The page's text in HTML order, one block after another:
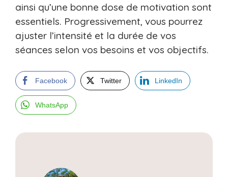
ainsi qu’une bonne dose de motivation sont
essentiels. Progressivement, vous pourrez
ajuster l’intensité et la durée de vos
séances selon vos besoins et vos objectifs.
Facebook Twitter LinkedIn
WhatsApp